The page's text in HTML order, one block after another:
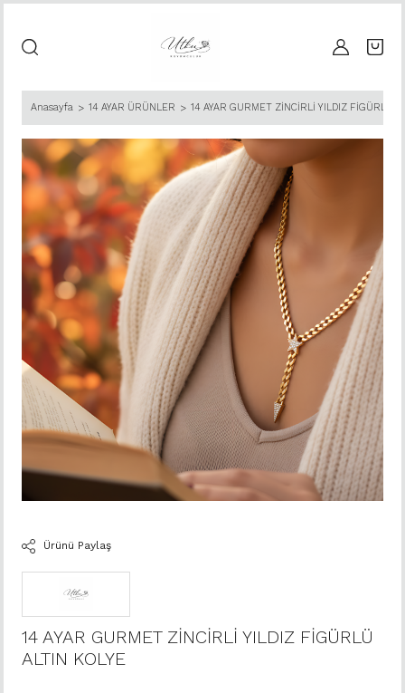
Anasayfa 14 AYAR ÜRÜNLER 14 AYAR GURMET ZİNCİRLİ YILDIZ FİGÜRLÜ
Ürünü Paylaş
14 AYAR GURMET ZİNCİRLİ YILDIZ FİGÜRLÜ
ALTIN KOLYE